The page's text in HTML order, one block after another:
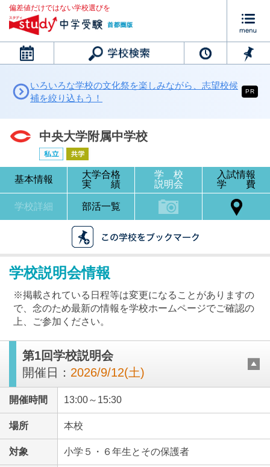
偏差値だけではない学校選びを
カレンダー
最近見た学校
中央大学附属中学校
ブックマークした学校
いろいろな学校の文化祭を楽しみながら、志望校候
補を絞り込もう！
PR
中央大学附属中学校
基本情報
大学合格
実 績
学 校
説明会
入試情報
学 費
学校詳細 部活一覧
学校説明会情報
※掲載されている日程等は変更になることがありますの
で、念のため最新の情報を学校ホームページでご確認の
上、ご参加ください。
第1回学校説明会
開催日： 2026/9/12(土)
開催時間 13:00～15:30
場所 本校
対象 小学５・６年生とその保護者